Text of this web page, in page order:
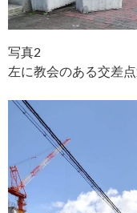
写真2
左に教会のある交差